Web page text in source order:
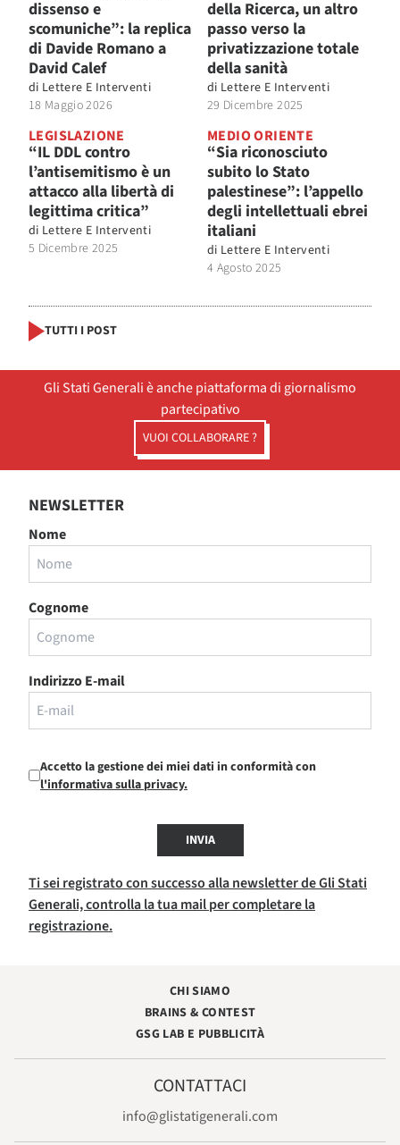
dissenso e
scomuniche”: la replica
di Davide Romano a
David Calef
di Lettere E Interventi
18 Maggio 2026
della Ricerca, un altro
passo verso la
privatizzazione totale
della sanità
di Lettere E Interventi
29 Dicembre 2025
LEGISLAZIONE
“IL DDL contro
l’antisemitismo è un
attacco alla libertà di
legittima critica”
di Lettere E Interventi
5 Dicembre 2025
MEDIO ORIENTE
“Sia riconosciuto
subito lo Stato
palestinese”: l’appello
degli intellettuali ebrei
italiani
di Lettere E Interventi
4 Agosto 2025
TUTTI I POST
Gli Stati Generali è anche piattaforma di giornalismo
partecipativo
VUOI COLLABORARE ?
NEWSLETTER
Nome
Cognome
Indirizzo E-mail
Accetto la gestione dei miei dati in conformità con
l'informativa sulla privacy.
INVIA
Ti sei registrato con successo alla newsletter de Gli Stati
Generali, controlla la tua mail per completare la
registrazione.
CHI SIAMO
BRAINS & CONTEST
GSG LAB E PUBBLICITÀ
CONTATTACI
info@glistatigenerali.com